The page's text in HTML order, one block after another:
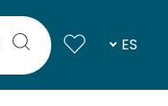
ES